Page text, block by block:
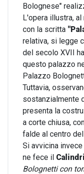
Bolognese"
L'opera illustra,
con la scritta
relativa, si legge
del secolo XVII
questo palazzo
Palazzo
Tuttavia,
sostanzialmente
presenta la
a corte chiusa,
falde al centro
Si avvicina
ne fece il Calindri
Bolognetti con